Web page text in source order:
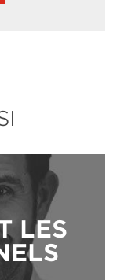
LES